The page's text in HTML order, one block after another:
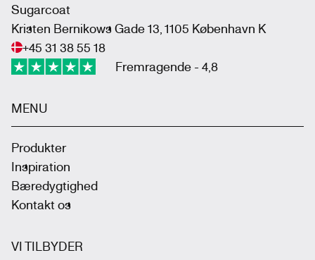
Sugarcoat
Kristen Bernikows Gade 13, 1105 København K
+45 31 38 55 18
Fremragende - 4,8
MENU
Produkter
Inspiration
Bæredygtighed
Kontakt os
VI TILBYDER